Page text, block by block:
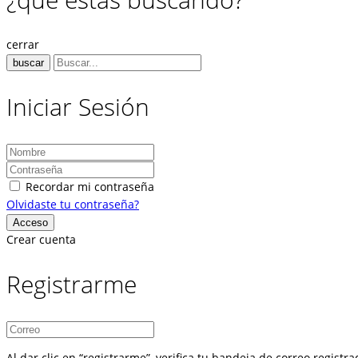
cerrar
buscar
Iniciar Sesión
Recordar mi contraseña
Olvidaste tu contraseña?
Crear cuenta
Registrarme